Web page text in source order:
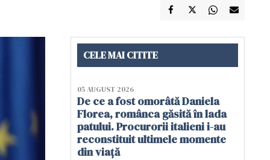
CELE MAI CITITE
05 AUGUST 2026
De ce a fost omorâtă Daniela
Florea, românca găsită în lada
patului. Procurorii italieni i-au
reconstituit ultimele momente
din viață